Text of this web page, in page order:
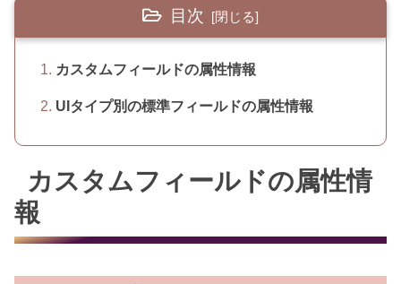
目次
カスタムフィールドの属性情報
UIタイプ別の標準フィールドの属性情報
カスタムフィールドの属性情
報